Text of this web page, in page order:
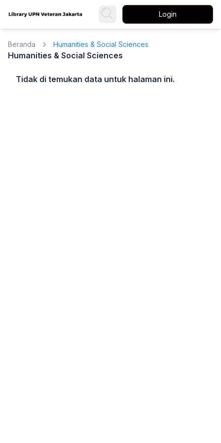
Login
Beranda Humanities & Social Sciences
Humanities & Social Sciences
Tidak di temukan data untuk halaman ini.